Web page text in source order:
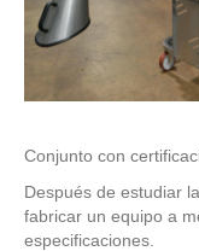
Conjunto con
Después de estudiar
fabricar un equipo a
especificaciones.